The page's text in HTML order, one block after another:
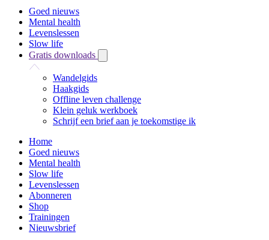
Goed nieuws
Mental health
Levenslessen
Slow life
Gratis downloads
Wandelgids
Haakgids
Offline leven challenge
Klein geluk werkboek
Schrijf een brief aan je toekomstige ik
Home
Goed nieuws
Mental health
Slow life
Levenslessen
Abonneren
Shop
Trainingen
Nieuwsbrief